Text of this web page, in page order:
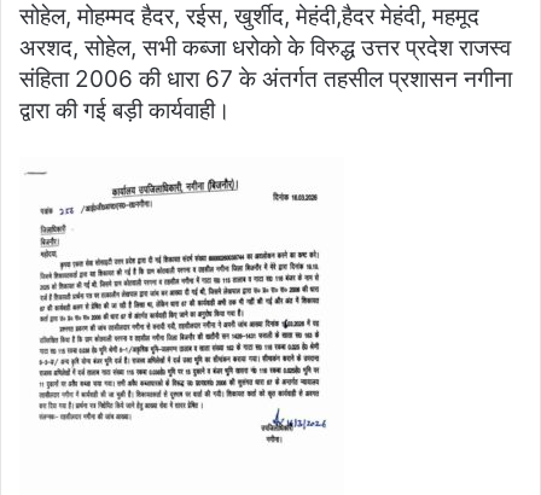
सोहेल, मोहम्मद हैदर, रईस, खुर्शीद, मेहंदी,हैदर मेहंदी, महमूद
अरशद, सोहेल, सभी कब्जा धरोको के विरुद्ध उत्तर प्रदेश राजस्व
संहिता 2006 की धारा 67 के अंतर्गत तहसील प्रशासन नगीना
द्वारा की गई बड़ी कार्यवाही।